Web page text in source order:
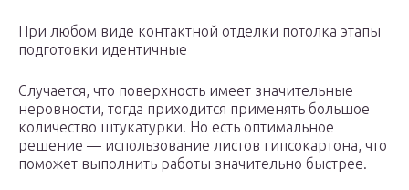
При любом виде контактной отделки потолка этапы
подготовки идентичные
Случается, что поверхность имеет значительные
неровности, тогда приходится применять большое
количество штукатурки. Но есть оптимальное
решение — использование листов гипсокартона, что
поможет выполнить работы значительно быстрее.